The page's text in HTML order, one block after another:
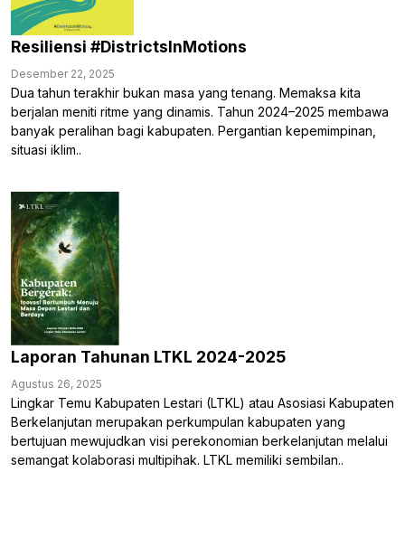
Resiliensi #DistrictsInMotions
Desember 22, 2025
Dua tahun terakhir bukan masa yang tenang. Memaksa kita
berjalan meniti ritme yang dinamis. Tahun 2024–2025 membawa
banyak peralihan bagi kabupaten. Pergantian kepemimpinan,
situasi iklim..
Laporan Tahunan LTKL 2024-2025
Agustus 26, 2025
Lingkar Temu Kabupaten Lestari (LTKL) atau Asosiasi Kabupaten
Berkelanjutan merupakan perkumpulan kabupaten yang
bertujuan mewujudkan visi perekonomian berkelanjutan melalui
semangat kolaborasi multipihak. LTKL memiliki sembilan..